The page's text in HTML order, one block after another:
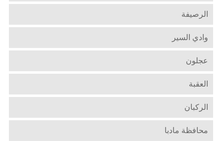
الرصيفة
وادي السير
عجلون
العقبة
الركبان
محافظة مادبا